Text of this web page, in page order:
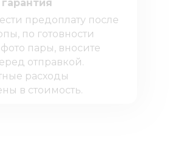
предоплату после
по готовности
пары, вносите
отправкой.
расходы
в стоимость.